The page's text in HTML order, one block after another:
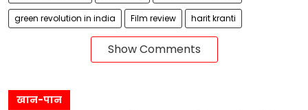
green revolution in india Film review harit kranti
Show Comments
खान-पान